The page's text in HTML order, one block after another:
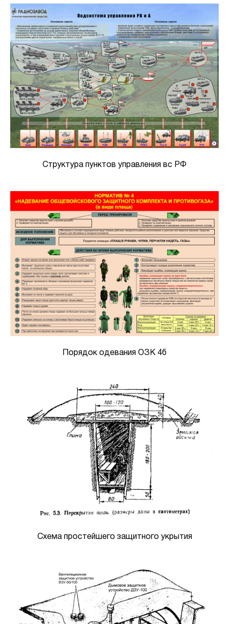
Структура пунктов управления вс РФ
Порядок одевания ОЗК 4б
Схема простейшего защитного укрытия